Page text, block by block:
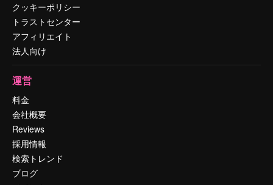
クッキーポリシー
トラストセンター
アフィリエイト
法人向け
運営
料金
会社概要
Reviews
採用情報
検索トレンド
ブログ